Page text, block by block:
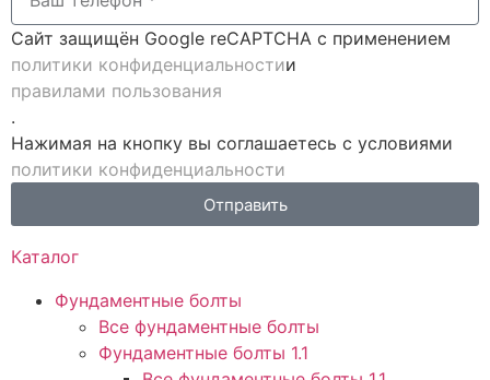
Каталог
Фундаментные болты
Все фундаментные болты
Фундаментные болты 1.1
Сайт защищён Google reCAPTCHA с применением
политики конфиденциальностии
правилами пользования
.
Нажимая на кнопку вы соглашаетесь с условиями
политики конфиденциальности
Отправить